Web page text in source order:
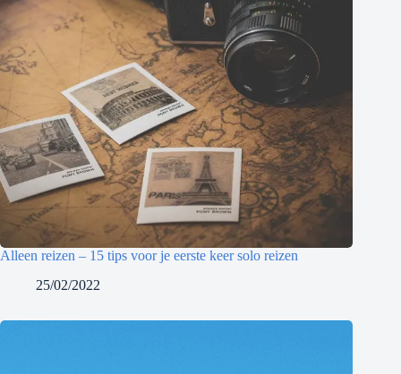
Alleen reizen – 15 tips voor je eerste keer solo reizen
25/02/2022